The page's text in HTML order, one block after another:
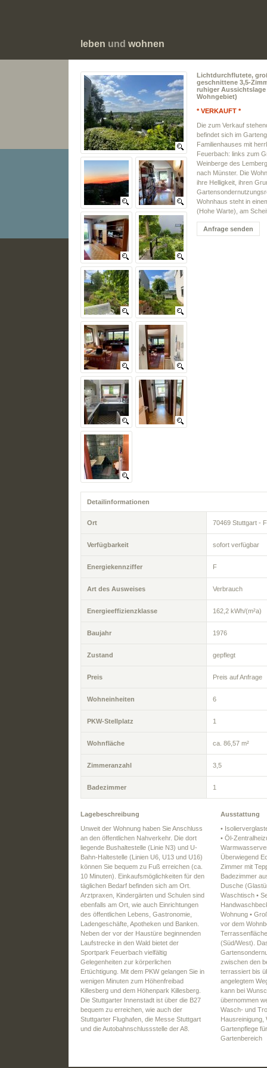
leben und wohnen
Lichtdurchflutete,
geschnittene 3,5-
ruhiger Aussichtslage
Wohngebiet)
* VERKAUFT *
Die zum Verkauf
befindet sich im
Familienhauses mit
Feuerbach: links zum
Weinberge des
nach Münster. Die
ihre Helligkeit, ihren
Wohnhaus steht in
(Hohe Warte), am
Detailinformationen
Ort 70469 Stuttgart -
Verfügbarkeit sofort verfügbar
Energiekennziffer F
Art des Ausweises Verbrauch
Energieeffizienzklasse 162,2 kWh/(m²a)
Baujahr 1976
Zustand gepflegt
Preis Preis auf Anfrage
Wohneinheiten 6
PKW-Stellplatz 1
Wohnfläche ca. 86,57 m²
Zimmeranzahl 3,5
Badezimmer 1
Lagebeschreibung
Unweit der Wohnung haben Sie Anschluss
an den öffentlichen Nahverkehr. Die dort
liegende Bushaltestelle (Linie N3) und U-
Bahn-Haltestelle (Linien U6, U13 und U16)
können Sie bequem zu Fuß erreichen (ca.
10 Minuten). Einkaufsmöglichkeiten für den
täglichen Bedarf befinden sich am Ort.
Arztpraxen, Kindergärten und Schulen sind
ebenfalls am Ort, wie auch Einrichtungen
des öffentlichen Lebens, Gastronomie,
Ladengeschäfte, Apotheken und Banken.
Neben der vor der Haustüre beginnenden
Laufstrecke in den Wald bietet der
Sportpark Feuerbach vielfältig
Gelegenheiten zur körperlichen
Ertüchtigung. Mit dem PKW gelangen Sie in
wenigen Minuten zum Höhenfreibad
Killesberg und dem Höhenpark Killesberg.
Die Stuttgarter Innenstadt ist über die B27
bequem zu erreichen, wie auch der
Stuttgarter Flughafen, die Messe Stuttgart
und die Autobahnschlussstelle der A8.
Ausstattung
•
• Öl-
Überwiegend
Zimmer mit
Badezimmer
Dusche
Waschtisch •
Wohnung •
vor dem
(Süd/West).
zwischen den
terrassiert bis
angelegtem
kann bei
übernommen
Wasch- und
Hausreinigung,
Gartenpflege
Gartenbereich